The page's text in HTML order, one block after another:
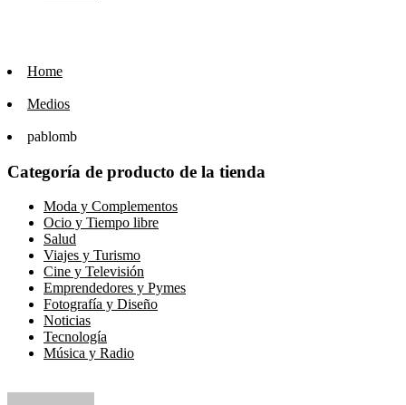
Home
Medios
pablomb
Categoría de producto de la tienda
Moda y Complementos
Ocio y Tiempo libre
Salud
Viajes y Turismo
Cine y Televisión
Emprendedores y Pymes
Fotografía y Diseño
Noticias
Tecnología
Música y Radio